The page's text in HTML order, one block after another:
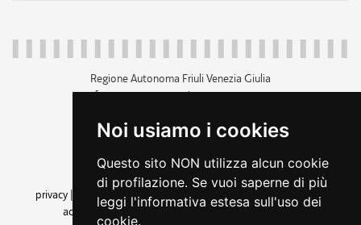
Noi usiamo i cookies
Questo sito NON utilizza alcun cookie
di profilazione. Se vuoi saperne di più
leggi l'informativa estesa sull'uso dei
cookie.
Regione Autonoma Friuli Venezia Giulia
c.f. 80014930327; p.iva 00526040324
+39 040 3771111
amministrazione trasparente
privacy
cookie |note legali accessibilità
dichiarazione di
accessibilità| feedback cambio preferenze cookie